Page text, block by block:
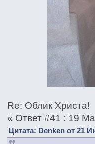
Re: Облик Христа!
« Ответ #41 : 19
Цитата: Denken от 21